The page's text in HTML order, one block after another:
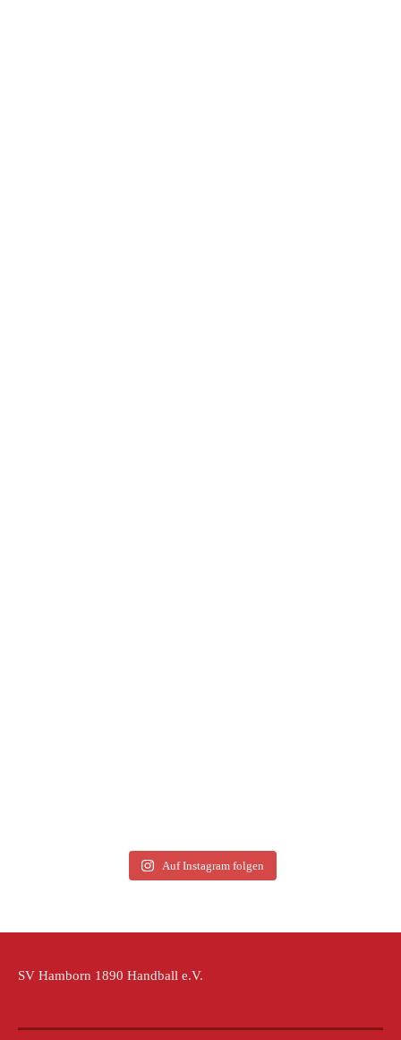
Auf Instagram folgen
SV Hamborn 1890 Handball e.V.